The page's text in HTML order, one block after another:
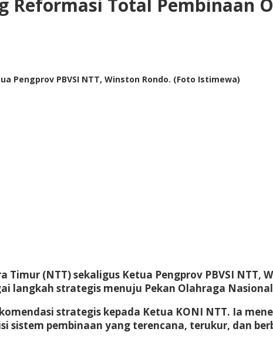
Reformasi Total Pembinaan
Pengprov PBVSI NTT, Winston Rondo. (Foto Istimewa)
(NTT) sekaligus Ketua Pengprov PBVSI NTT,
strategis menuju Pekan Olahraga Nasional
strategis kepada Ketua KONI NTT. Ia
pembinaan yang terencana, terukur, dan